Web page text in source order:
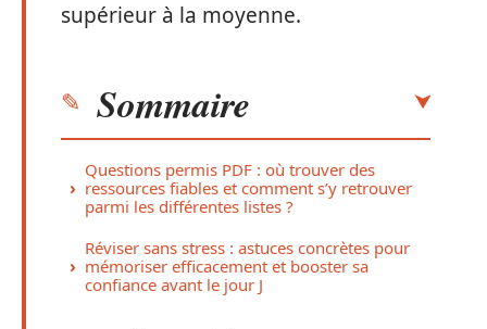
supérieur à la moyenne.
Sommaire
Questions permis PDF : où trouver des
ressources fiables et comment s’y retrouver
parmi les différentes listes ?
Réviser sans stress : astuces concrètes pour
mémoriser efficacement et booster sa
confiance avant le jour J